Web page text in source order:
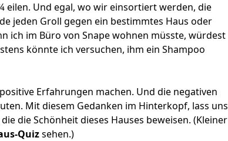
eilen. Und egal, wo wir einsortiert werden, die
jeden Groll gegen ein bestimmtes Haus oder
ich im Büro von Snape wohnen müsste, würdest
könnte ich versuchen, ihm ein Shampoo
Erfahrungen machen. Und die negativen
Mit diesem Gedanken im Hinterkopf, lass uns
die Schönheit dieses Hauses beweisen. (Kleiner
Quizsehen.)